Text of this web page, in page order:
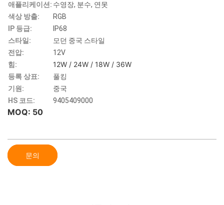
애플리케이션: 수영장, 분수, 연못
색상 방출:
RGB
IP 등급:
IP68
스타일:
모던 중국 스타일
전압:
12V
힘:
12W / 24W / 18W / 36W
등록 상표:
풀킹
기원:
중국
HS 코드:
9405409000
MOQ: 50
문의